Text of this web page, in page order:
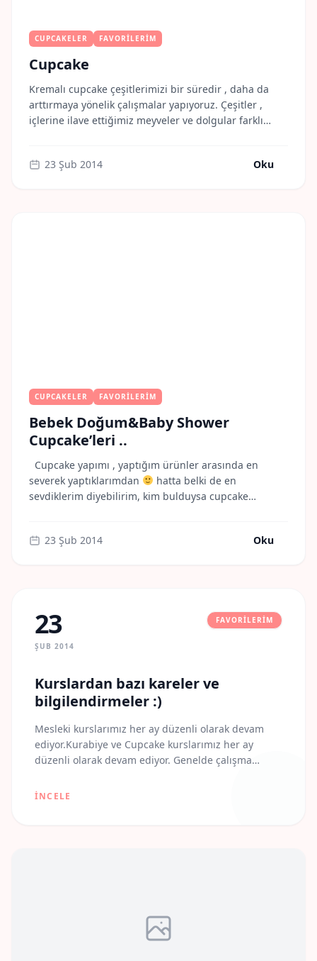
CUPCAKELER FAVORILERIM
Cupcake
Kremalı cupcake çeşitlerimizi bir süredir , daha da
arttırmaya yönelik çalışmalar yapıyoruz. Çeşitler ,
içlerine ilave ettiğimiz meyveler ve dolgular farklı
ile meyveli cupcake . Bir diğer favorimiz ise :
23 Şub 2014 Oku
CUPCAKELER FAVORILERIM
Bebek Doğum&Baby Shower
Cupcake’leri ..
Cupcake yapımı , yaptığım ürünler arasında en
severek yaptıklarımdan
hatta belki de en
sevdiklerim diyebilirim, kim bulduysa cupcake
doğumları olsun, gerekse baby shower‘lar olsun artık
23 Şub 2014 Oku
23
ŞUB 2014
FAVORILERIM
Kurslardan bazı kareler ve
bilgilendirmeler :)
Mesleki kurslarımız her ay düzenli olarak devam
ediyor.Kurabiye ve Cupcake kurslarımız her ay
düzenli olarak devam ediyor. Genelde çalışma
kurslarımız cumartesi günleri gerçekleşiyor. Her ay
İNCELE